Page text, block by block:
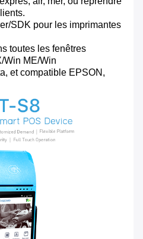
SDK pour les imprimantes
toutes les fenêtres
Win ME/Win
et compatible EPSON,